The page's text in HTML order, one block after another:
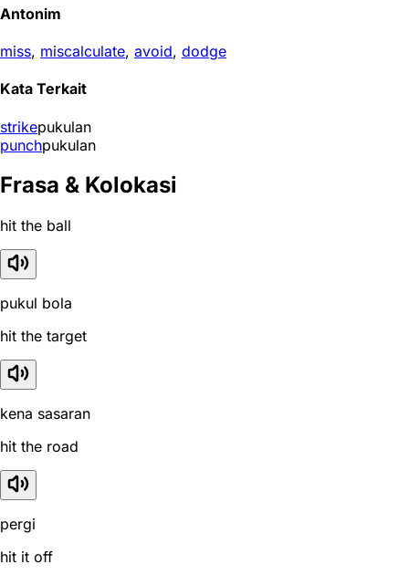
Antonim
miss, miscalculate, avoid, dodge
Kata Terkait
strikepukulan
punchpukulan
Frasa & Kolokasi
hit the ball
pukul bola
hit the target
kena sasaran
hit the road
pergi
hit it off